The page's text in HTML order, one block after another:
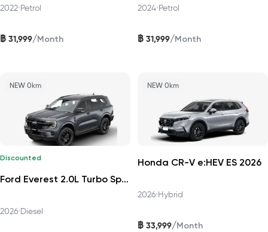
2022•Petrol
฿ 31,999/Month
2024•Petrol
฿ 31,999/Month
NEW 0km
Discounted
Ford Everest 2.0L Turbo Sport 4x2 6AT DAT 2026
2026•Diesel
NEW 0km
Honda CR-V e:HEV ES 2026
2026•Hybrid
฿ 33,999/Month